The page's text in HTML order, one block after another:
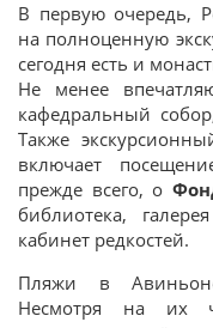
В первую очередь,
на полноценную
сегодня есть и
Не менее
кафедральный
Также
включает
прежде всего, о
библиотека,
кабинет редкостей.
Пляжи в
Несмотря на их